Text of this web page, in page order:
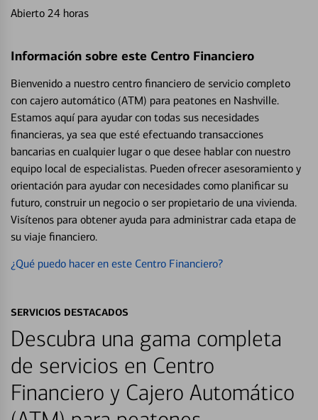
Abierto 24 horas
Información sobre este Centro Financiero
Bienvenido a nuestro centro financiero de servicio completo
con cajero automático (ATM) para peatones en Nashville.
Estamos aquí para ayudar con todas sus necesidades
financieras, ya sea que esté efectuando transacciones
bancarias en cualquier lugar o que desee hablar con nuestro
equipo local de especialistas. Pueden ofrecer asesoramiento y
orientación para ayudar con necesidades como planificar su
futuro, construir un negocio o ser propietario de una vivienda.
Visítenos para obtener ayuda para administrar cada etapa de
su viaje financiero.
¿Qué puedo hacer en este Centro Financiero?
SERVICIOS DESTACADOS
Descubra una gama completa
de servicios en Centro
Financiero y Cajero Automático